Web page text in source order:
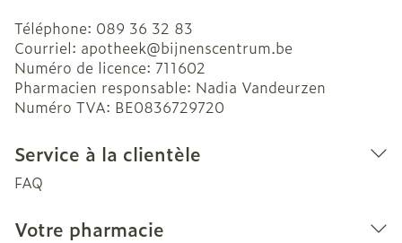
Téléphone: 089 36 32 83
Courriel: apotheek@bijnenscentrum.be
Numéro de licence: 711602
Pharmacien responsable: Nadia Vandeurzen
Numéro TVA: BE0836729720
Service à la clientèle
FAQ
Votre pharmacie